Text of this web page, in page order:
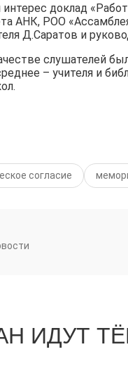
доклад
АНК, РОО
Д.Саратов и
слушателей
– учителя и
согласие
ИДУТ